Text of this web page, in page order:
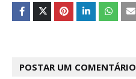
POSTAR UM COMENTÁRIO